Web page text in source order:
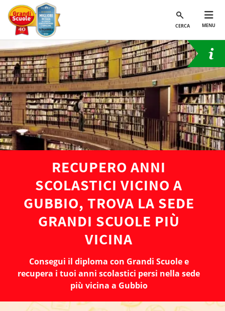
CERCA MENU
RECUPERO ANNI
SCOLASTICI VICINO A
GUBBIO, TROVA LA SEDE
GRANDI SCUOLE PIÙ
VICINA
Consegui il diploma con Grandi Scuole e
recupera i tuoi anni scolastici persi nella sede
più vicina a Gubbio